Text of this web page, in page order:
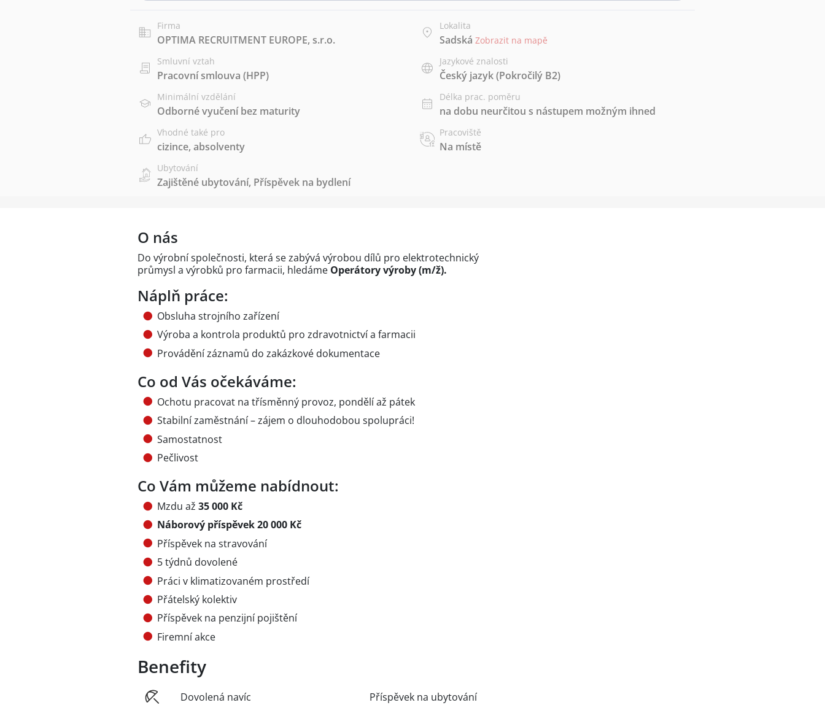
Firma
OPTIMA RECRUITMENT EUROPE, s.r.o.
Lokalita
Sadská Zobrazit na mapě
Smluvní vztah
Pracovní smlouva (HPP)
Jazykové znalosti
Český jazyk(Pokročilý B2)
Minimální vzdělání
Odborné vyučení bez maturity
Délka prac. poměru
na dobu neurčitou s nástupem možným ihned
Vhodné také pro
cizince, absolventy
Pracoviště
Na místě
Ubytování
Zajištěné ubytování, Příspěvek na bydlení
O nás
Do výrobní společnosti, která se zabývá výrobou dílů pro elektrotechnický
průmysl a výrobků pro farmacii, hledáme Operátory výroby (m/ž).
Náplň práce:
Obsluha strojního zařízení
Výroba a kontrola produktů pro zdravotnictví a farmacii
Provádění záznamů do zakázkové dokumentace
Co od Vás očekáváme:
Ochotu pracovat na třísměnný provoz, pondělí až pátek
Stabilní zaměstnání – zájem o dlouhodobou spolupráci!
Samostatnost
Pečlivost
Co Vám můžeme nabídnout:
Mzdu až 35 000 Kč
Náborový příspěvek 20 000 Kč
Příspěvek na stravování
5 týdnů dovolené
Práci v klimatizovaném prostředí
Přátelský kolektiv
Příspěvek na penzijní pojištění
Firemní akce
Benefity
Dovolená navíc Příspěvek na ubytování